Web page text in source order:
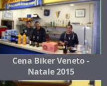
Cena Biker Veneto -
Natale 2015